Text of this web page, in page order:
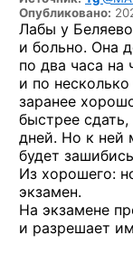
Опубликовано:
Лабы у
и больно. Она
по два часа на
и по
заранее
быстрее сдать,
дней. Но к ней
будет
Из хорошего:
экзамен.
На экзамене
и разрешает